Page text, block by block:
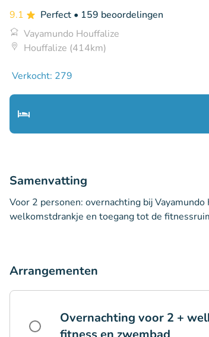
9.1 Perfect • 159 beoordelingen
Vayamundo Houffalize
Houffalize (414km)
Verkocht: 279
Samenvatting
Voor 2 personen: overnachting bij
welkomstdrankje en toegang tot de
Arrangementen
Overnachting voor 2 +